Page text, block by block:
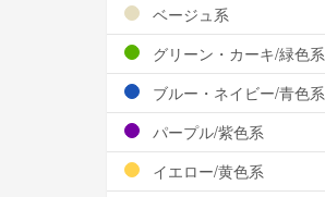
ベージュ系
グリーン・カーキ/緑色系
ブルー・ネイビー/青色系
パープル/紫色系
イエロー/黄色系